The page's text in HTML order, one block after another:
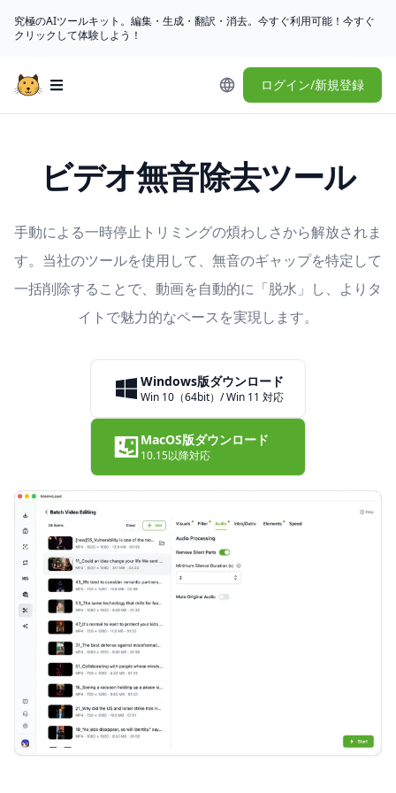
究極のAIツールキット。編集・生成・翻訳・消去。今すぐ利用可能！今すぐ
クリックして体験しよう！
Open main menu ログイン/新規登録
ビデオ無音除去ツール
手動による一時停止トリミングの煩わしさから解放されま
す。当社のツールを使用して、無音のギャップを特定して
一括削除することで、動画を自動的に「脱水」し、よりタ
イトで魅力的なペースを実現します。
Windows版ダウンロード
Win 10（64bit）/ Win 11 対応
MacOS版ダウンロード
10.15以降対応